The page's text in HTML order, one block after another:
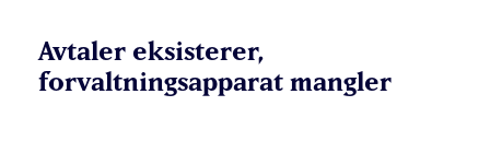
Avtaler eksisterer,
forvaltningsapparat mangler